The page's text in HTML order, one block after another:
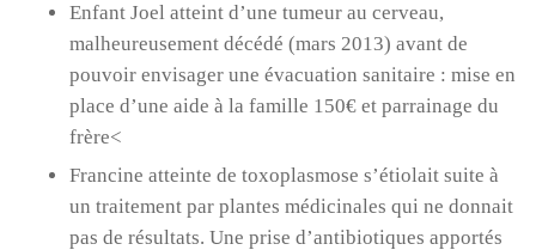
Enfant Joel atteint d’une tumeur au cerveau,
malheureusement décédé (mars 2013) avant de
pouvoir envisager une évacuation sanitaire : mise en
place d’une aide à la famille 150€ et parrainage du
frère<
Francine atteinte de toxoplasmose s’étiolait suite à
un traitement par plantes médicinales qui ne donnait
pas de résultats. Une prise d’antibiotiques apportés